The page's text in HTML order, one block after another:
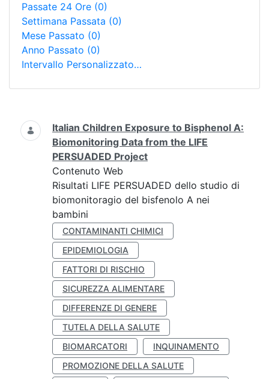
Passate 24 Ore (0)
Settimana Passata (0)
Mese Passato (0)
Anno Passato (0)
Intervallo Personalizzato…
Ricerca
Italian Children Exposure to Bisphenol A:
Biomonitoring Data from the LIFE
PERSUADED Project
Contenuto Web
Risultati LIFE PERSUADED dello studio di
biomonitoragio del bisfenolo A nei
bambini
CONTAMINANTI CHIMICI
EPIDEMIOLOGIA
FATTORI DI RISCHIO
SICUREZZA ALIMENTARE
DIFFERENZE DI GENERE
TUTELA DELLA SALUTE
BIOMARCATORI
INQUINAMENTO
PROMOZIONE DELLA SALUTE